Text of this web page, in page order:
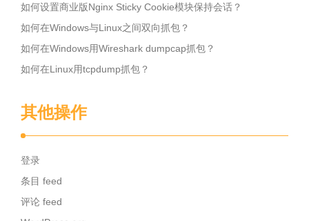
如何设置商业版Nginx Sticky Cookie模块保持会话？
如何在Windows与Linux之间双向抓包？
如何在Windows用Wireshark dumpcap抓包？
如何在Linux用tcpdump抓包？
其他操作
登录
条目 feed
评论 feed